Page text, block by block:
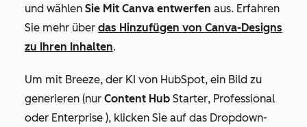
und wählen Sie Mit Canva entwerfen aus. Erfahren
Sie mehr über das Hinzufügen von Canva-Designs
zu Ihren Inhalten.
Um mit Breeze, der KI von HubSpot, ein Bild zu
generieren (nur Content Hub Starter, Professional
oder Enterprise ), klicken Sie auf das Dropdown-